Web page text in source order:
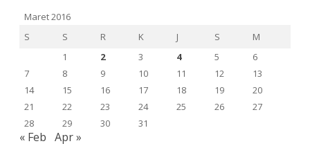
Maret 2016
S
S R K J S
M
1
2 3 4 5
6
7
8 9 10 11 12
13
14
15 16 17 18 19
20
21
22 23 24 25 26
27
28
29 30 31
« Feb Apr »